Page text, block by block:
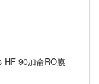
HF 90加侖RO膜